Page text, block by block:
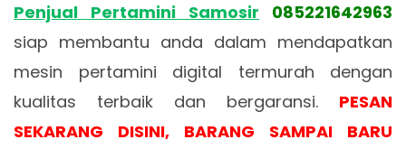
Penjual Pertamini Samosir
085221642963
siap membantu anda dalam mendapatkan
mesin pertamini digital termurah dengan
kualitas terbaik dan bergaransi. PESAN
SEKARANG DISINI, BARANG SAMPAI BARU